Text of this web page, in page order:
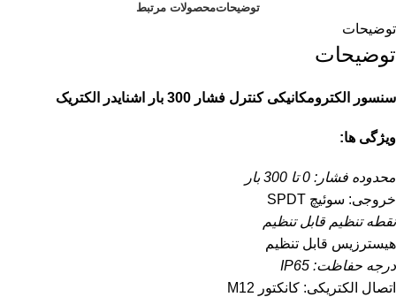
توضیحاتمحصولات مرتبط
توضیحات
توضیحات
سنسور الکترومکانیکی کنترل فشار 300 بار اشنایدر الکتریک
ویژگی ها:
محدوده فشار: 0 تا 300 بار
خروجی: سوئیچ SPDT
نقطه تنظیم قابل تنظیم
هیسترزیس قابل تنظیم
درجه حفاظت: IP65
اتصال الکتریکی: کانکتور M12